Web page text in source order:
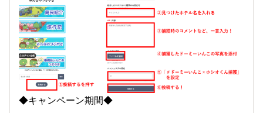
◆キャンペーン期間◆